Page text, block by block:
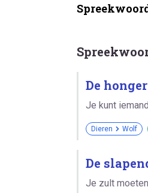
De
Je kunt
Dieren Wolf
De
Je zult